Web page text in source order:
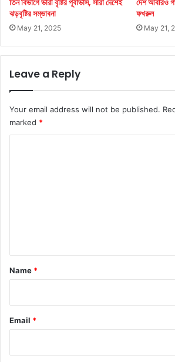
তিন বিভাগে ভারী বৃষ্টির পূর্বাভাস, সারা দেশেই
ঝড়বৃষ্টির সম্ভাবনা
May 21, 2025
দেশ আবারও
ফখরুল
May 21,
Leave a Reply
Your email address will not be published.
marked *
*
Name *
Email *